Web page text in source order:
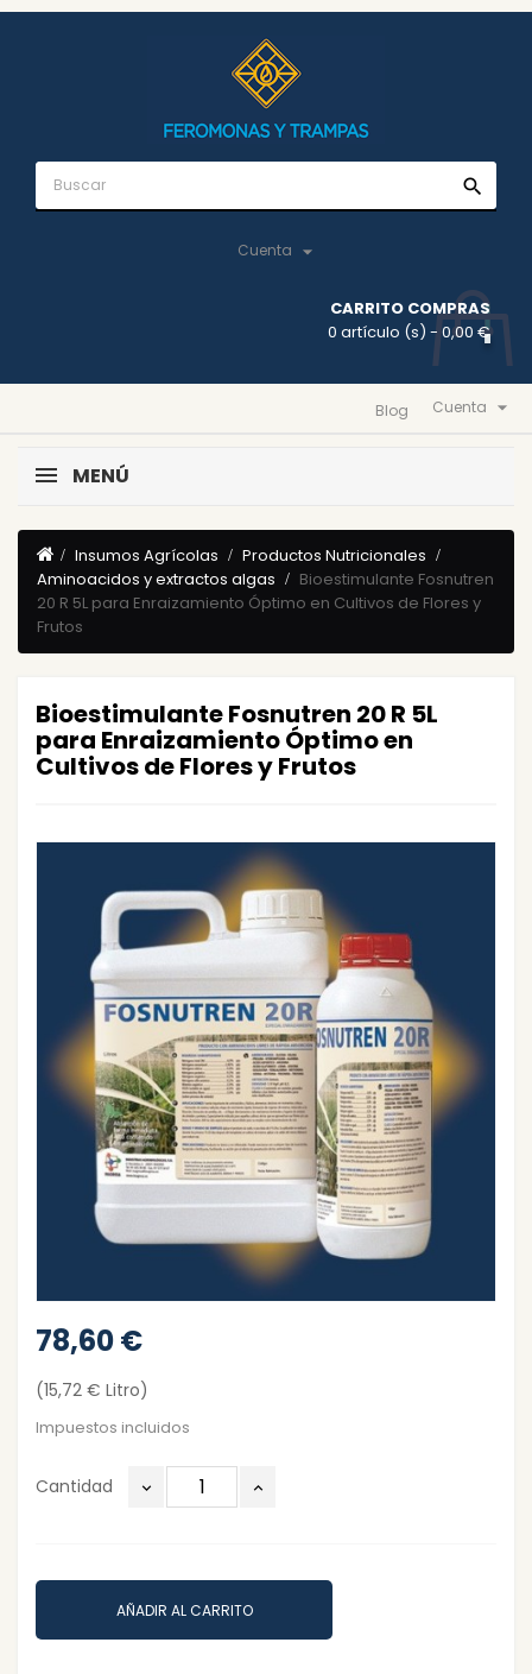
search
Cuenta 
CARRITO COMPRAS
0 artículo (s) - 0,00 €
Cuenta 
Blog
MENÚ
Insumos Agrícolas
Productos Nutricionales
Aminoacidos y extractos algas
Bioestimulante Fosnutren
20 R 5L para Enraizamiento Óptimo en Cultivos de Flores y
Frutos
Bioestimulante Fosnutren 20 R 5L
para Enraizamiento Óptimo en
Cultivos de Flores y Frutos
78,60 €
(15,72 € Litro)
Impuestos incluidos
Cantidad
AÑADIR AL CARRITO